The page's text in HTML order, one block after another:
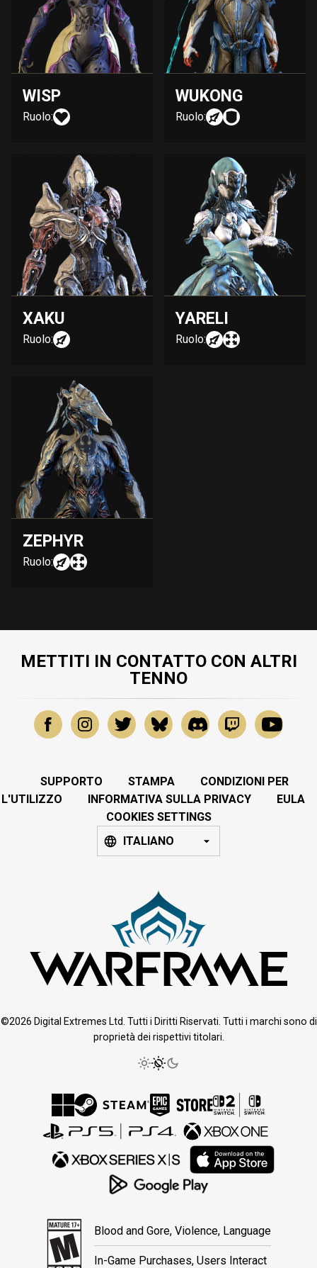
WISP
Ruolo:
WUKONG
Ruolo:
XAKU
Ruolo:
YARELI
Ruolo:
ZEPHYR
Ruolo:
METTITI IN CONTATTO CON ALTRI
TENNO
SUPPORTO STAMPA
CONDIZIONI PER
L'UTILIZZO
INFORMATIVA SULLA PRIVACY
EULA
COOKIES SETTINGS
ITALIANO
©2026 Digital Extremes Ltd. Tutti i Diritti Riservati. Tutti i marchi sono di
proprietà dei rispettivi titolari.
Blood and Gore, Violence, Language
In-Game Purchases, Users Interact